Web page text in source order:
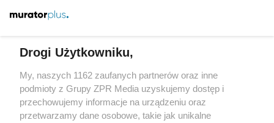
Drogi Użytkowniku,
My, naszych 1162 zaufanych partnerów oraz inne
podmioty z Grupy ZPR Media uzyskujemy dostęp i
przechowujemy informacje na urządzeniu oraz
przetwarzamy dane osobowe, takie jak unikalne